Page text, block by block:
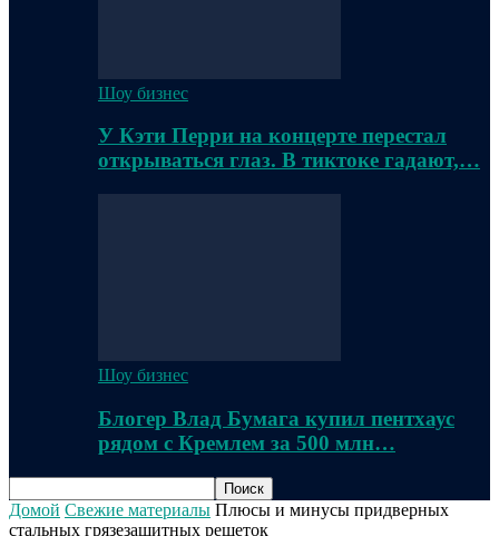
Шоу бизнес
У Кэти Перри на концерте перестал
открываться глаз. В тиктоке гадают,…
Шоу бизнес
Блогер Влад Бумага купил пентхаус
рядом с Кремлем за 500 млн…
Домой Свежие материалы Плюсы и минусы придверных
стальных грязезащитных решеток